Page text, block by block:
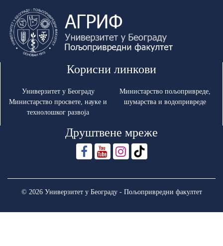
Корисни линкови
Универзитет у Београду
Министарство просвете, науке и
технолошког развоја
Министарство пољопривреде,
шумарства и водопривреде
Друштвене мреже
© 2026 Универзитет у Београду - Пољопривредни факултет